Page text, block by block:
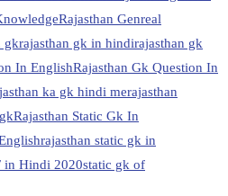
Rajasthan Genreal
gkrajasthan gk in hindirajasthan gk
In EnglishRajasthan Gk Question In
ka gk hindi merajasthan
Rajasthan Static Gk In
rajasthan static gk in
in Hindi 2020static gk of